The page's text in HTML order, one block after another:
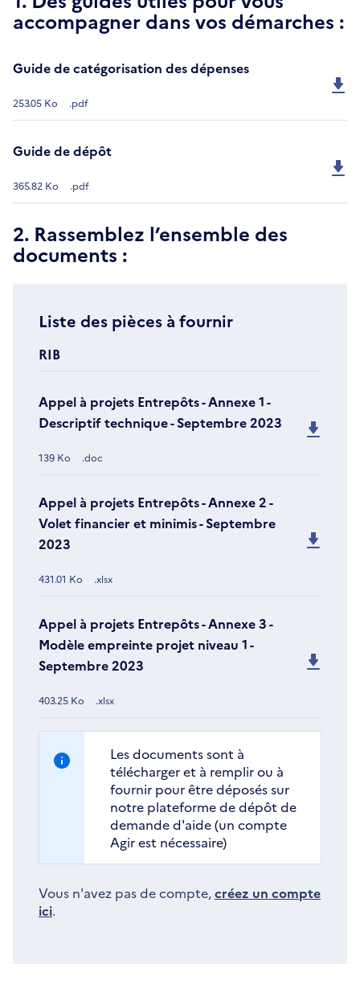
accompagner dans vos démarches :
Guide de catégorisation des dépenses
253.05 Ko .pdf
Guide de dépôt
365.82 Ko .pdf
2. Rassemblez l’ensemble des
documents :
Liste des pièces à fournir
RIB
Appel à projets Entrepôts - Annexe 1 -
Descriptif technique - Septembre 2023
139 Ko .doc
Appel à projets Entrepôts - Annexe 2 -
Volet financier et minimis - Septembre
2023
431.01 Ko .xlsx
Appel à projets Entrepôts - Annexe 3 -
Modèle empreinte projet niveau 1 -
Septembre 2023
403.25 Ko .xlsx
Les documents sont à
télécharger et à remplir ou à
fournir pour être déposés sur
notre plateforme de dépôt de
demande d'aide (un compte
Agir est nécessaire)
Vous n'avez pas de compte,créez un compte
ici.